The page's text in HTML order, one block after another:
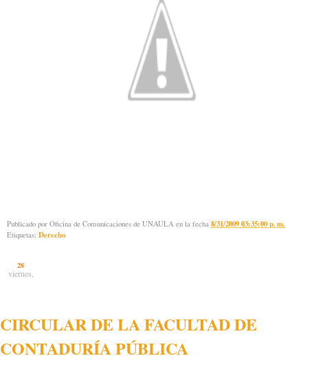
Publicado por Oficina de Comunicaciones de UNAULA en la fecha 8/31/2009 03:35:00 p. m.
Etiquetas: Derecho
28
viernes,
CIRCULAR DE LA FACULTAD DE
CONTADURÍA PÚBLICA